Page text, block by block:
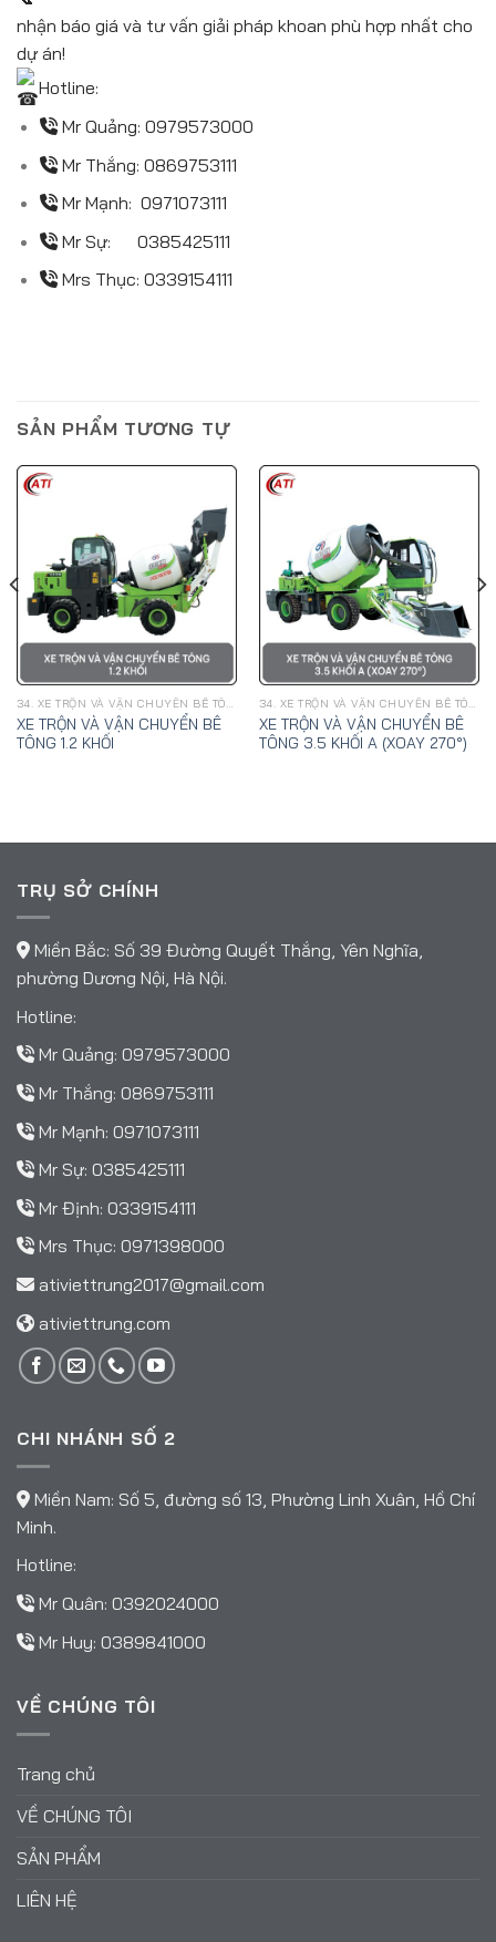
nhận báo giá và tư vấn giải pháp khoan phù hợp nhất cho
dự án!
Hotline:
Mr Quảng: 0979573000
Mr Thắng: 0869753111
Mr Mạnh: 0971073111
Mr Sự: 0385425111
Mrs Thục: 0339154111
SẢN PHẨM TƯƠNG TỰ
34. XE TRỘN VÀ VẬN CHUYỂN BÊ TÔNG TỰ NẠP LIỆU
XE TRỘN VÀ VẬN CHUYỂN BÊ
TÔNG 1.2 KHỐI
34. XE TRỘN VÀ VẬN CHUYỂN BÊ TÔNG TỰ NẠP LIỆU
XE TRỘN VÀ VẬN CHUYỂN BÊ
TÔNG 3.5 KHỐI A (XOAY 270°)
TRỤ SỞ CHÍNH
Miền Bắc: Số 39 Đường Quyết Thắng, Yên Nghĩa,
phường Dương Nội, Hà Nội.
Hotline:
Mr Quảng: 0979573000
Mr Thắng: 0869753111
Mr Mạnh: 0971073111
Mr Sự: 0385425111
Mr Định: 0339154111
Mrs Thục: 0971398000
ativiettrung2017@gmail.com
ativiettrung.com
CHI NHÁNH SỐ 2
Miền Nam: Số 5, đường số 13, Phường Linh Xuân, Hồ Chí
Minh.
Hotline:
Mr Quân: 0392024000
Mr Huy: 0389841000
VỀ CHÚNG TÔI
Trang chủ
VỀ CHÚNG TÔI
SẢN PHẨM
LIÊN HỆ